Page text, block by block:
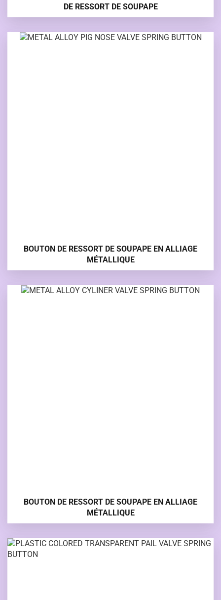
DE RESSORT DE SOUPAPE
BOUTON DE RESSORT DE SOUPAPE EN ALLIAGE
MÉTALLIQUE
BOUTON DE RESSORT DE SOUPAPE EN ALLIAGE
MÉTALLIQUE